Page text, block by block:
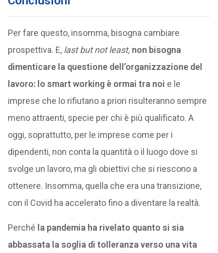
Per fare questo, insomma, bisogna cambiare
prospettiva. E, last but not least, non bisogna
dimenticare la questione dell’organizzazione del
lavoro: lo smart working è ormai tra noi e le
imprese che lo rifiutano a priori risulteranno sempre
meno attraenti, specie per chi è più qualificato. A
oggi, soprattutto, per le imprese come per i
dipendenti, non conta la quantità o il luogo dove si
svolge un lavoro, ma gli obiettivi che si riescono a
ottenere. Insomma, quella che era una transizione,
con il Covid ha accelerato fino a diventare la realtà.
Perché la pandemia ha rivelato quanto si sia
abbassata la soglia di tolleranza verso una vita